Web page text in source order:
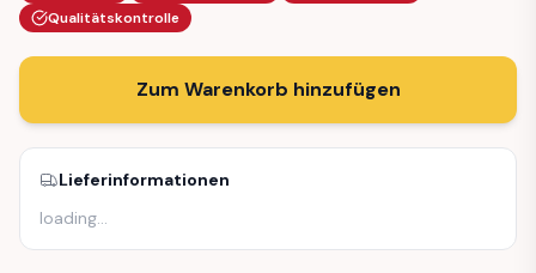
Qualitätskontrolle
Zum Warenkorb hinzufügen
Lieferinformationen
loading…